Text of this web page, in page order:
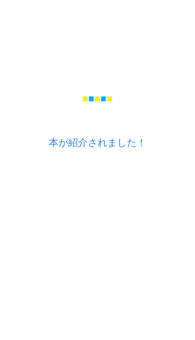
■■■■■
本が紹介されました！